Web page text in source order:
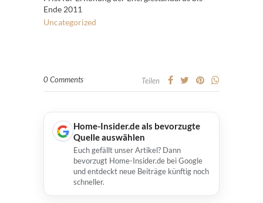
Ende 2011
Uncategorized
0 Comments Teilen
Home-Insider.de als bevorzugte
Quelle auswählen
Euch gefällt unser Artikel? Dann
bevorzugt Home-Insider.de bei Google
und entdeckt neue Beiträge künftig noch
schneller.